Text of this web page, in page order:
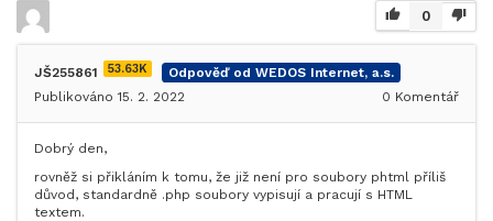
0
JŠ255861 53.63K
Odpověď od WEDOS Internet, a.s.
Publikováno 15. 2. 2022
0 Komentář
Dobrý den,
rovněž si přikláním k tomu, že již není pro soubory phtml příliš
důvod, standardně .php soubory vypisují a pracují s HTML
textem.